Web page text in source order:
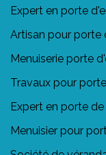
Expert en porte
Artisan pour porte
Menuiserie porte
Travaux pour
Expert en porte
Menuisier pour